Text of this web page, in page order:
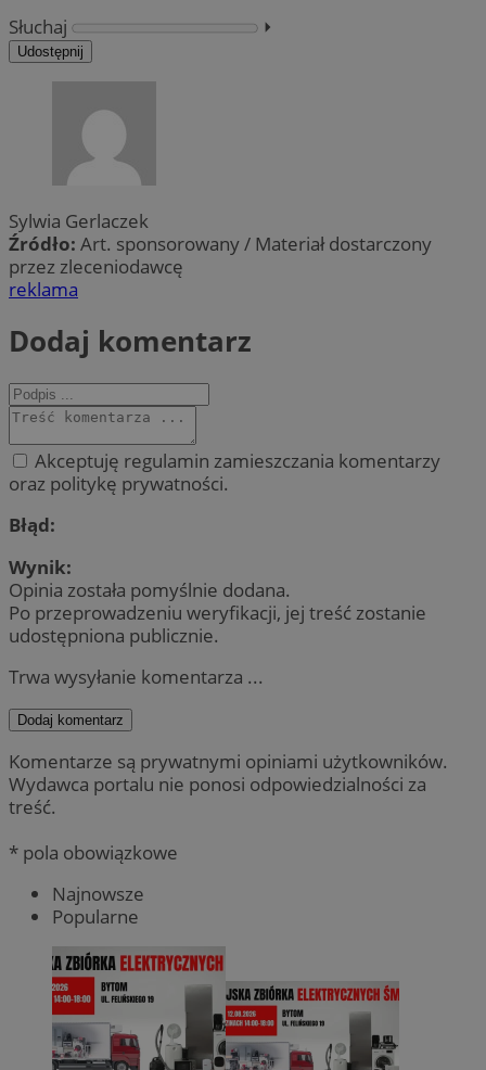
Słuchaj
⏵︎
Udostępnij
Sylwia Gerlaczek
Źródło: Art. sponsorowany / Materiał dostarczony
przez zleceniodawcę
reklama
Dodaj komentarz
Akceptuję regulamin zamieszczania komentarzy
oraz politykę prywatności.
Błąd:
Wynik:
Opinia została pomyślnie dodana.
Po przeprowadzeniu weryfikacji, jej treść zostanie
udostępniona publicznie.
Trwa wysyłanie komentarza ...
Dodaj komentarz
Komentarze są prywatnymi opiniami użytkowników.
Wydawca portalu nie ponosi odpowiedzialności za
treść.
* pola obowiązkowe
Najnowsze
Popularne